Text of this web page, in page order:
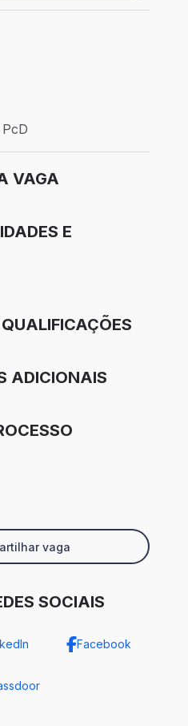
- BA
VAGA
E
ADICIONAIS
vaga
SOCIAIS
Facebook